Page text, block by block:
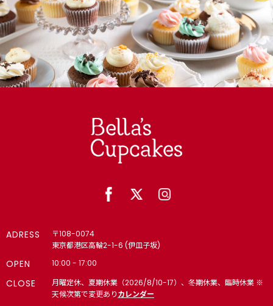
【法人向け】🏙 カスタムメイド・コーポレートギフト｜企
業・団体・学校・スポーツチームの方へ 4,000円以上で冷
凍配送無料（8月末まで）
【法人向け】ロゴ 4,000円以上で冷凍配送無料（8月末ま
で）
【個人向け】パーティー｜ティータイム｜キッズ向け｜誕生会
(学校・クラブ)で人気 4,000円以上で冷凍配送無料（8月末
【法人向け】🎁 パーティー 4,000円以上で冷凍配送無料（8
ーキ 4,000円以上で冷凍配送無料（8月末まで）
6・7・8月の様々なシーンに
🌞 夏 4,000円以上で冷凍配送無料（8月末まで）
ADRESS
〒108-0074
東京都港区高輪2-1-6 (伊皿子坂)
OPEN 10:00 - 17:00
CLOSE
月曜定休、夏期休業（2026/8/10-17）、冬期休業、臨時休業 ※
天候次第で変更ありカレンダー